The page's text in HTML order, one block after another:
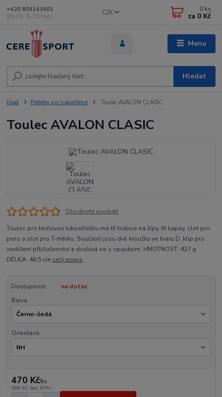
Menu
CZK
Hledat
+420 604143401
(Po-Pá, 8-18 hod.)
0 ks
za 0 Kč
Úvod Potřeby pro lukostřelce Toulec AVALON CLASIC
Toulec AVALON CLASIC
Ohodnotit produkt
Toulec pro terčovou lukostřelbu má tři trubice na šípy, tři kapsy, slot pro
pero a slot pro T-měrku. Součástí jsou dvě kroužky ve tvaru D, klip pro
zavěšení příslušenství a dodává se s opaskem. HMOTNOST: 427 g
DÉLKA: 46,5 cm celý popis
Dostupnost
na dotaz
Barva
Orientace
470 Kč/ks
388 Kč bez DPH